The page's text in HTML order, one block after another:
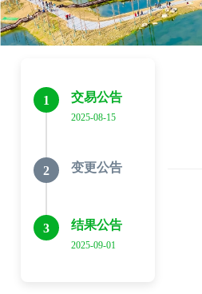
1 交易公告
2025-08-15
2 变更公告
3 结果公告
2025-09-01